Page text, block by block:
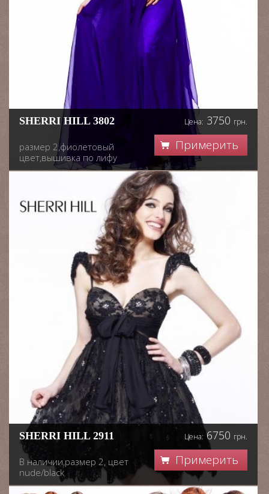
SHERRI HILL 3802
размер 2,фиолетовый
цвет,вышивка по лифу
Цена: 3750 грн.
Примерить
SHERRI HILL 2911
В наличии,размер 2, цвет
nude/black
Цена: 6750 грн.
Примерить